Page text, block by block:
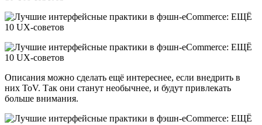
Описания можно сделать ещё интереснее, если внедрить в
них ToV. Так они станут необычнее, и будут привлекать
больше внимания.